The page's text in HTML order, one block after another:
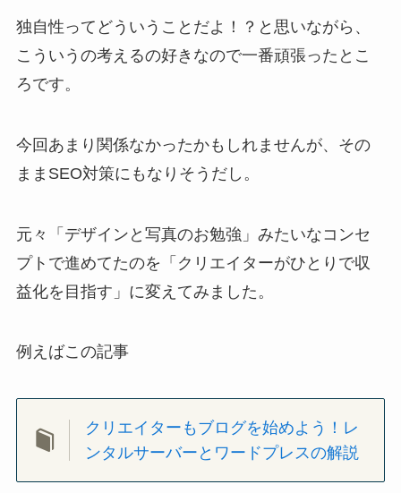
独自性ってどういうことだよ！？と思いながら、
こういうの考えるの好きなので一番頑張ったとこ
ろです。
今回あまり関係なかったかもしれませんが、その
ままSEO対策にもなりそうだし。
元々「デザインと写真のお勉強」みたいなコンセ
プトで進めてたのを「クリエイターがひとりで収
益化を目指す」に変えてみました。
例えばこの記事
クリエイターもブログを始めよう！レ
ンタルサーバーとワードプレスの解説